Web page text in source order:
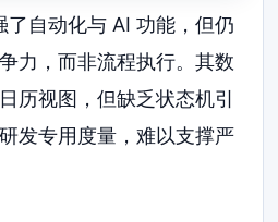
自动化与 AI 功能，但仍
力，而非流程执行。其数
历视图，但缺乏状态机引
发专用度量，难以支撑严